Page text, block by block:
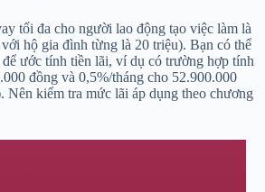
tối đa cho người lao động tạo việc làm là
hộ gia đình từng là 20 triệu). Bạn có thể
ước tính tiền lãi, ví dụ có trường hợp tính
đồng và 0,5%/tháng cho 52.900.000
Nên kiểm tra mức lãi áp dụng theo chương